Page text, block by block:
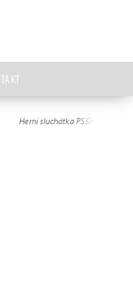
Herní sluchátka PS5HEADSETV1